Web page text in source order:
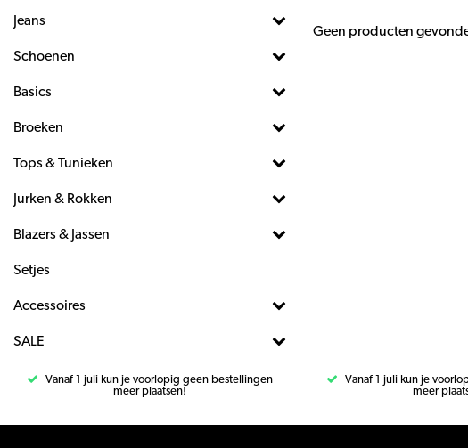
Jeans
Schoenen
Basics
Broeken
Tops & Tunieken
Jurken & Rokken
Blazers & Jassen
Setjes
Accessoires
SALE
Geen producten
Vanaf 1 juli kun je voorlopig geen bestellingen
meer plaatsen!
Vanaf 1 juli kun je
meer